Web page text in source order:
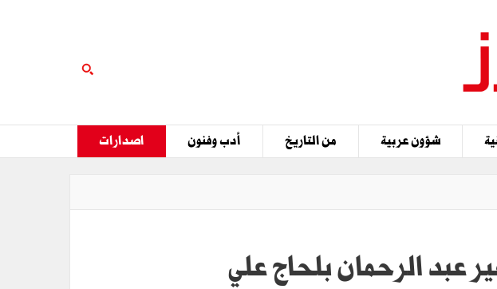
شؤون عربية من التاريخ أدب وفنون اصدارات
عبد الرحمان بلحاج علي